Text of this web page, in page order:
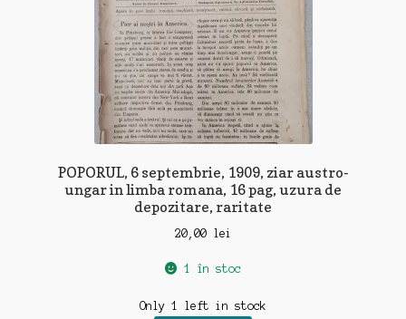
POPORUL, 6 septembrie, 1909, ziar austro-
ungar in limba romana, 16 pag, uzura de
depozitare, raritate
20,00 lei
1 în stoc
Only 1 left in stock